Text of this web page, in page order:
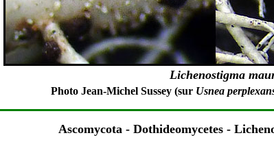
Lichenostigma
Photo Jean-Michel Sussey (sur Usnea
Ascomycota - Dothideomycetes -